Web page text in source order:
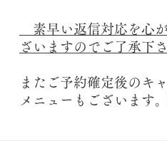
素早い返信対応を心
ざいますのでご了承下さ
またご予約確定後のキ
メニューもございます